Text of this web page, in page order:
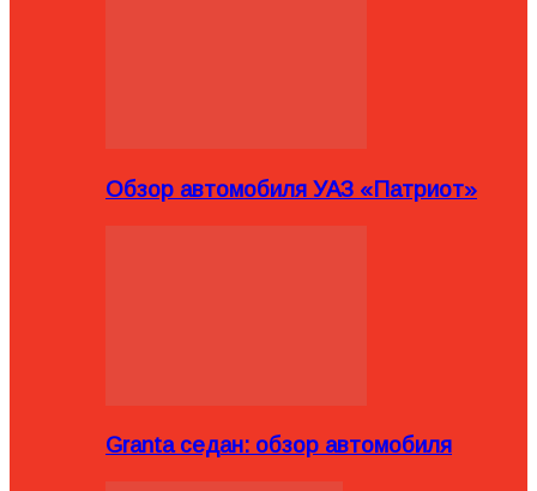
Обзор автомобиля УАЗ «Патриот»
Granta седан: обзор автомобиля